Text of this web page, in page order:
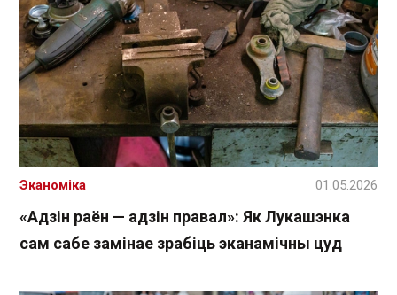
«Адзін раён — адзін правал»: Як Лукашэнка
сам сабе замінае зрабіць эканамічны цуд
Эканоміка 01.05.2026